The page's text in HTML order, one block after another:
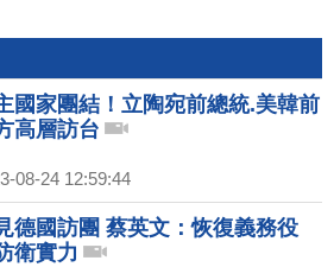
國家團結！立陶宛前總統.美韓前
高層訪台
08-24 12:59:44
德國訪團 蔡英文：恢復義務役
衛實力